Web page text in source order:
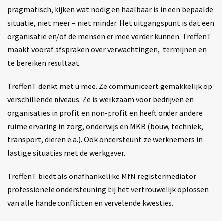
pragmatisch, kijken wat nodig en haalbaar is in een bepaalde
situatie, niet meer – niet minder. Het uitgangspunt is dat een
organisatie en/of de mensen er mee verder kunnen. TreffenT
maakt vooraf afspraken over verwachtingen, termijnen en
te bereiken resultaat.
TreffenT denkt met u mee. Ze communiceert gemakkelijk op
verschillende niveaus. Ze is werkzaam voor bedrijven en
organisaties in profit en non-profit en heeft onder andere
ruime ervaring in zorg, onderwijs en MKB (bouw, techniek,
transport, dieren e.a.). Ook ondersteunt ze werknemers in
lastige situaties met de werkgever.
TreffenT biedt als onafhankelijke MfN registermediator
professionele ondersteuning bij het vertrouwelijk oplossen
van alle hande conflicten en vervelende kwesties.